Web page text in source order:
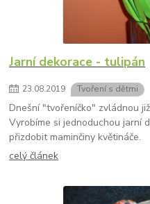
Jarní dekorace - tulipán
23.08.2019 Tvoření s dětmi
Dnešní "tvořeníčko" zvládnou
Vyrobíme si jednoduchou jarní
přizdobit maminčiny květináče.
celý článek